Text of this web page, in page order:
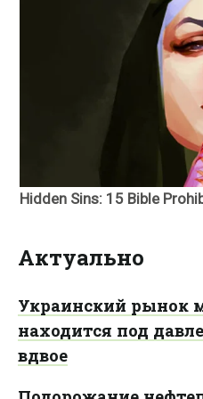
Актуально
Украинский рынок
находится под
вдвое